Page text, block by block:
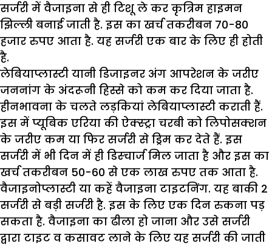
सर्जरी में वैजाइना से ही टिशू ले कर कृत्रिम हाइमन
झिल्ली बनाई जाती है. इस का खर्च तकरीबन 70-80
हजार रुपए आता है. यह सर्जरी एक बार के लिए ही होती
है.
लेबियाप्लास्टी यानी डिजाइनर अंग आपरेशन के जरीए
जननांग के अंदरूनी हिस्से को कम कर दिया जाता है.
हीनभावना के चलते लड़कियां लेबियाप्लास्टी कराती हैं.
इस में प्यूबिक एरिया की ऐक्स्ट्रा चरबी को लिपोसक्शन
के जरीए कम या फिर सर्जरी से ड्रिम कर देते हैं. इस
सर्जरी में भी दिन में ही डिस्चार्ज मिल जाता है और इस का
खर्च तकरीबन 50-60 से एक लाख रुपए तक आता है.
वैजाइनोप्लास्टी या कहें वैजाइना टाइटनिंग. यह बाकी 2
सर्जरी से बड़ी सर्जरी है. इस के लिए एक दिन रुकना पड़
सकता है. वैजाइना का ढीला हो जाना और उसे सर्जरी
द्वारा टाइट व कसावट लाने के लिए यह सर्जरी की जाती